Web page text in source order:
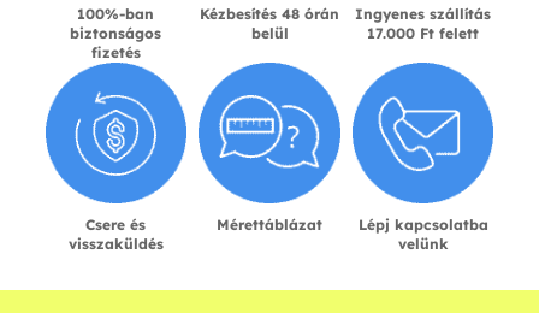
100%-ban
biztonságos
fizetés
Kézbesítés 48 órán
belül
Ingyenes szállítás
17.000 Ft felett
Csere és
visszaküldés
Mérettáblázat
Lépj kapcsolatba
velünk